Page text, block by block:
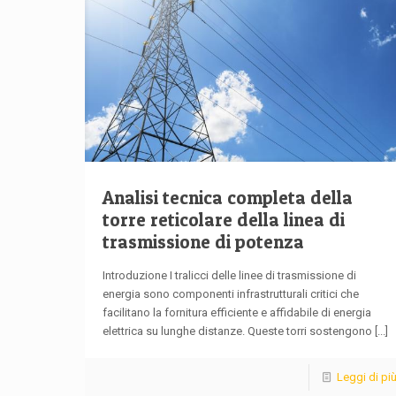
Analisi tecnica completa della
torre reticolare della linea di
trasmissione di potenza
Introduzione I tralicci delle linee di trasmissione di
energia sono componenti infrastrutturali critici che
facilitano la fornitura efficiente e affidabile di energia
elettrica su lunghe distanze. Queste torri sostengono [...]
Leggi di